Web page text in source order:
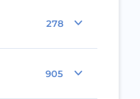
278
905